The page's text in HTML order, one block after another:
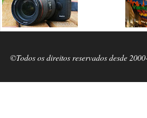
©Todos os direitos reservados desde